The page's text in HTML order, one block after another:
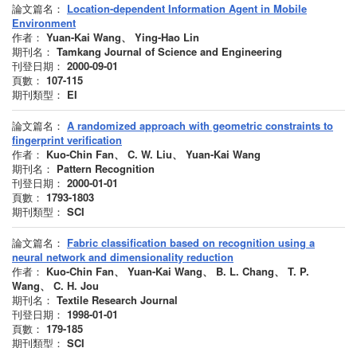
論文篇名： Location-dependent Information Agent in Mobile
Environment
作者： Yuan-Kai Wang、 Ying-Hao Lin
期刊名： Tamkang Journal of Science and Engineering
刊登日期： 2000-09-01
頁數： 107-115
期刊類型： EI
論文篇名： A randomized approach with geometric constraints to
fingerprint verification
作者： Kuo-Chin Fan、 C. W. Liu、 Yuan-Kai Wang
期刊名： Pattern Recognition
刊登日期： 2000-01-01
頁數： 1793-1803
期刊類型： SCI
論文篇名： Fabric classification based on recognition using a
neural network and dimensionality reduction
作者： Kuo-Chin Fan、 Yuan-Kai Wang、 B. L. Chang、 T. P.
Wang、 C. H. Jou
期刊名： Textile Research Journal
刊登日期： 1998-01-01
頁數： 179-185
期刊類型： SCI